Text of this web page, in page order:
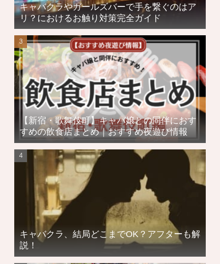
キャバクラやガールズバーで手を繋ぐのはア
リ？におけるお触り対策完全ガイド
【新宿・歌舞伎町】キャバ嬢との同伴におす
すめの飲食店まとめ｜おすすめ夜遊び情報
キャバクラ、結局どこまでOK？アフターも解
説！